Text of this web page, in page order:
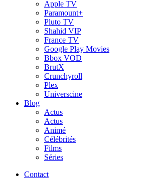
Apple TV
Paramount+
Pluto TV
Shahid VIP
France TV
Google Play Movies
Bbox VOD
BrutX
Crunchyroll
Plex
Universcine
Blog
Actus
Actus
Animé
Célébrités
Films
Séries
Contact